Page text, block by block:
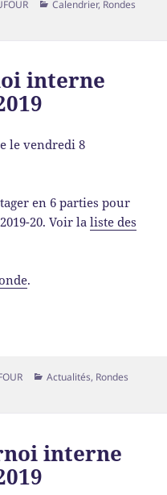
Calendrier, Rondes
interne
le vendredi 8
en 6 parties pour
20. Voir laliste des
.
Actualités, Rondes
interne